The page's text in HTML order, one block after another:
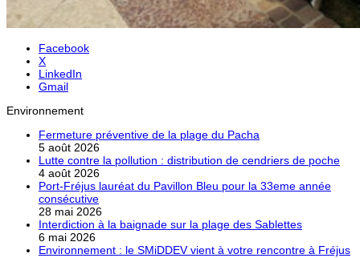
Facebook
X
LinkedIn
Gmail
Environnement
Fermeture préventive de la plage du Pacha
5 août 2026
Lutte contre la pollution : distribution de cendriers de poche
4 août 2026
Port-Fréjus lauréat du Pavillon Bleu pour la 33eme année
consécutive
28 mai 2026
Interdiction à la baignade sur la plage des Sablettes
6 mai 2026
Environnement : le SMiDDEV vient à votre rencontre à Fréjus